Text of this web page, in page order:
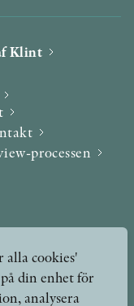
Klint
processen
alla cookies'
din enhet för
analysera